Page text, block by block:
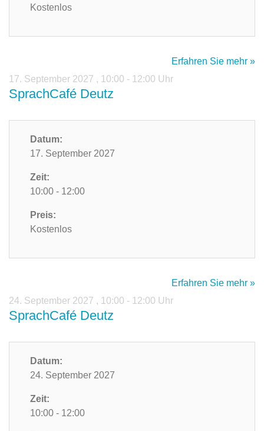
Kostenlos
Erfahren Sie mehr »
17. September 2027 , 10:00 - 12:00 Uhr
SprachCafé Deutz
Datum:
17. September 2027
Zeit:
10:00 - 12:00
Preis:
Kostenlos
Erfahren Sie mehr »
24. September 2027 , 10:00 - 12:00 Uhr
SprachCafé Deutz
Datum:
24. September 2027
Zeit:
10:00 - 12:00